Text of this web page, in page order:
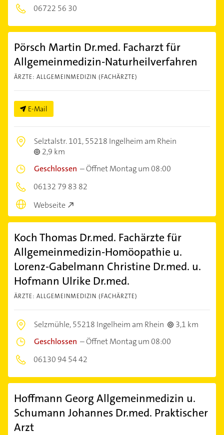
06722 56 30
Pörsch Martin Dr.med. Facharzt für
Allgemeinmedizin-Naturheilverfahren
ÄRZTE: ALLGEMEINMEDIZIN (FACHÄRZTE)
E-Mail
Selztalstr. 101,55218 Ingelheim am Rhein
2,9 km
Geschlossen –Öffnet Montag um 08:00
06132 79 83 82
Webseite
Koch Thomas Dr.med. Fachärzte für
Allgemeinmedizin-Homöopathie u.
Lorenz-Gabelmann Christine Dr.med. u.
Hofmann Ulrike Dr.med.
ÄRZTE: ALLGEMEINMEDIZIN (FACHÄRZTE)
Selzmühle,55218 Ingelheim am Rhein
3,1 km
Geschlossen –Öffnet Montag um 08:00
06130 94 54 42
Hoffmann Georg Allgemeinmedizin u.
Schumann Johannes Dr.med. Praktischer
Arzt